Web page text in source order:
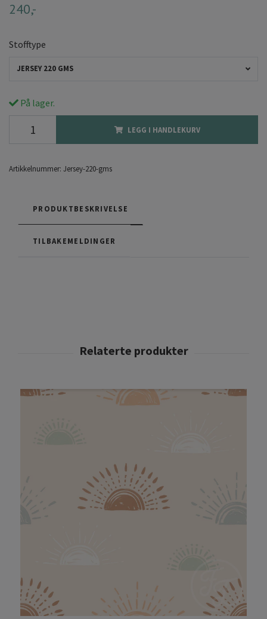
240,-
Stofftype
JERSEY 220 GMS
På lager.
LEGG I HANDLEKURV
Artikkelnummer: Jersey-220-gms
PRODUKTBESKRIVELSE
TILBAKEMELDINGER